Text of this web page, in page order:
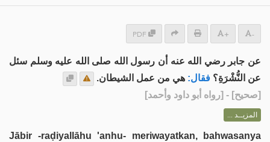
PDF + -
عن جابر رضي الله عنه أن رسول الله صلى الله عليه وسلم سئل
عن النُّشْرَةِ؟ فقال: هي من عمل الشيطان.
[صحيح] - [رواه أبو داود وأحمد]
المزيــد ...
Jābir -raḍiyallāhu 'anhu- meriwayatkan, bahwasanya